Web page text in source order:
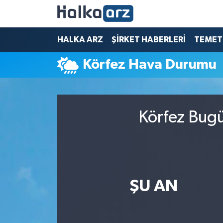
HALKA ARZ ŞİRKET HABERLERİ
Körfez Hava Durumu
Körfez
ŞU AN
HALKA ARZ
SERMAYE ARTIRIMI